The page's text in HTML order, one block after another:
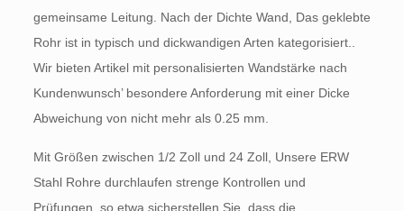
gemeinsame Leitung. Nach der Dichte Wand, Das geklebte
Rohr ist in typisch und dickwandigen Arten kategorisiert..
Wir bieten Artikel mit personalisierten Wandstärke nach
Kundenwunsch’ besondere Anforderung mit einer Dicke
Abweichung von nicht mehr als 0.25 mm.
Mit Größen zwischen 1/2 Zoll und 24 Zoll, Unsere ERW
Stahl Rohre durchlaufen strenge Kontrollen und
Prüfungen, so etwa sicherstellen Sie, dass die